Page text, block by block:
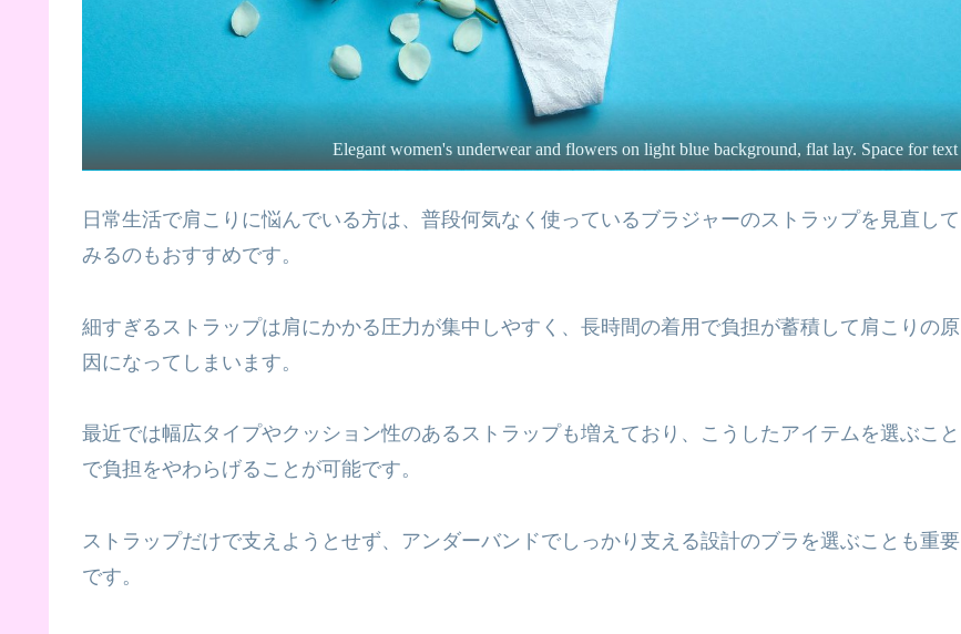
Elegant women's underwear and flowers on light blue background, flat lay. Space for text
日常生活で肩こりに悩んでいる方は、普段何気なく使っているブラジャーのストラップを見直して
みるのもおすすめです。
細すぎるストラップは肩にかかる圧力が集中しやすく、長時間の着用で負担が蓄積して肩こりの原
因になってしまいます。
最近では幅広タイプやクッション性のあるストラップも増えており、こうしたアイテムを選ぶこと
で負担をやわらげることが可能です。
ストラップだけで支えようとせず、アンダーバンドでしっかり支える設計のブラを選ぶことも重要
です。